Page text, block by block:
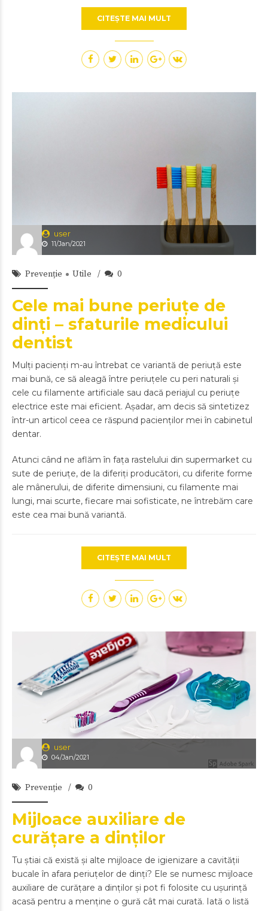
CITEȘTE MAI MULT
user
11/Jan/2021
Prevenție Utile 0
Cele mai bune periuțe de
dinți – sfaturile medicului
dentist
Mulți pacienți m-au întrebat ce variantă de periuță este
mai bună, ce să aleagă între periuțele cu peri naturali și
cele cu filamente artificiale sau dacă periajul cu periuțe
electrice este mai eficient. Așadar, am decis să sintetizez
într-un articol ceea ce răspund pacienților mei în cabinetul
dentar.
Atunci când ne aflăm în fața rastelului din supermarket cu
sute de periuțe, de la diferiți producători, cu diferite forme
ale mânerului, de diferite dimensiuni, cu filamente mai
lungi, mai scurte, fiecare mai sofisticate, ne întrebăm care
este cea mai bună variantă.
CITEȘTE MAI MULT
user
04/Jan/2021
Prevenție 0
Mijloace auxiliare de
curățare a dinților
Tu știai că există și alte mijloace de igienizare a cavității
bucale în afara periuțelor de dinți? Ele se numesc mijloace
auxiliare de curățare a dinților și pot fi folosite cu ușurință
acasă pentru a menține o gură cât mai curată. Iată o listă